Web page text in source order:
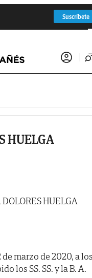
Suscríbete
HUELGA
HUELGA
marzo de 2020, a
los SS. SS. y la B. A.